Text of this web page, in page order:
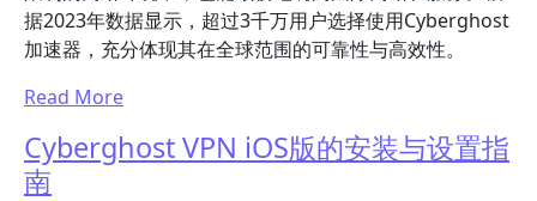
据2023年数据显示，超过3千万用户选择使用Cyberghost
加速器，充分体现其在全球范围的可靠性与高效性。
Read More
Cyberghost VPN iOS版的安装与设置指
南